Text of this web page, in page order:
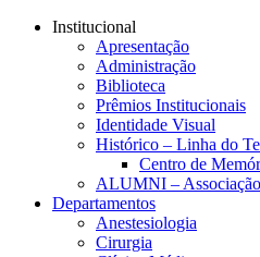
Conteúdo principal
Institucional
Apresentação
Administração
Biblioteca
Prêmios Institucionais
Identidade Visual
Histórico – Linha do
Centro de
ALUMNI –
Departamentos
Anestesiologia
Cirurgia